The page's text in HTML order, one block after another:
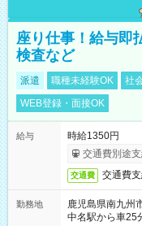
座り仕事！給与即
検査など
派遣 職種未経験OK 社
WEB登録・面接OK
給与
時給1350円
交通費別途支
交通費 交通費支
勤務地
鹿児島県南九州
中名駅から車25